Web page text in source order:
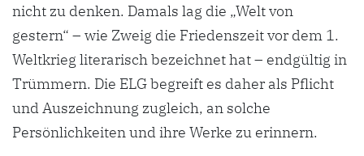
nicht zu denken. Damals lag die „Welt von
gestern“ – wie Zweig die Friedenszeit vor dem 1.
Weltkrieg literarisch bezeichnet hat – endgültig in
Trümmern. Die ELG begreift es daher als Pflicht
und Auszeichnung zugleich, an solche
Persönlichkeiten und ihre Werke zu erinnern.